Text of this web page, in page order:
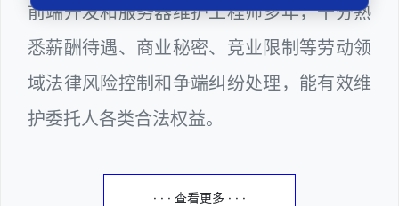
前端开发和服务器维护工程师多年，十分熟
悉薪酬待遇、商业秘密、竞业限制等劳动领
域法律风险控制和争端纠纷处理，能有效维
护委托人各类合法权益。
· · · 查看更多 · · ·